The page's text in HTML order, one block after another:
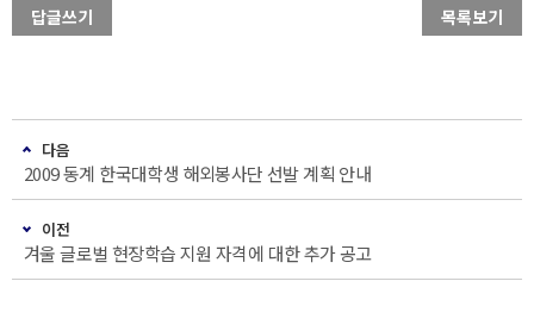
답글쓰기 목록보기
다음
2009 동계 한국대학생 해외봉사단 선발 계획 안내
이전
겨울 글로벌 현장학습 지원 자격에 대한 추가 공고